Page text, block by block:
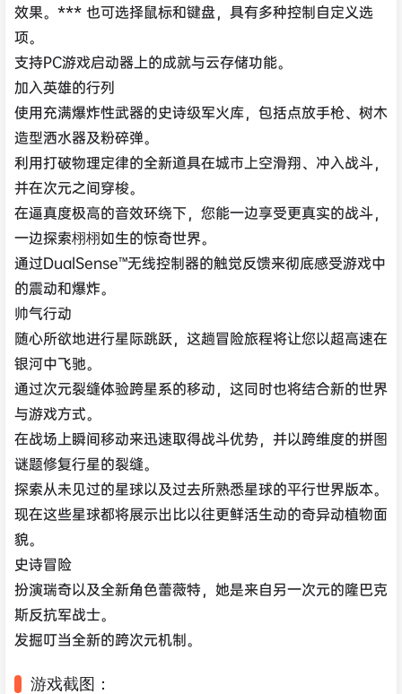
效果。*** 也可选择鼠标和键盘，具有多种控制自定义选
项。
支持PC游戏启动器上的成就与云存储功能。
加入英雄的行列
使用充满爆炸性武器的史诗级军火库，包括点放手枪、树木
造型洒水器及粉碎弹。
利用打破物理定律的全新道具在城市上空滑翔、冲入战斗，
并在次元之间穿梭。
在逼真度极高的音效环绕下，您能一边享受更真实的战斗，
一边探索栩栩如生的惊奇世界。
通过DualSense™无线控制器的触觉反馈来彻底感受游戏中
的震动和爆炸。
帅气行动
随心所欲地进行星际跳跃，这趟冒险旅程将让您以超高速在
银河中飞驰。
通过次元裂缝体验跨星系的移动，这同时也将结合新的世界
与游戏方式。
在战场上瞬间移动来迅速取得战斗优势，并以跨维度的拼图
谜题修复行星的裂缝。
探索从未见过的星球以及过去所熟悉星球的平行世界版本。
现在这些星球都将展示出比以往更鲜活生动的奇异动植物面
貌。
史诗冒险
扮演瑞奇以及全新角色蕾薇特，她是来自另一次元的隆巴克
斯反抗军战士。
发掘叮当全新的跨次元机制。
游戏截图：